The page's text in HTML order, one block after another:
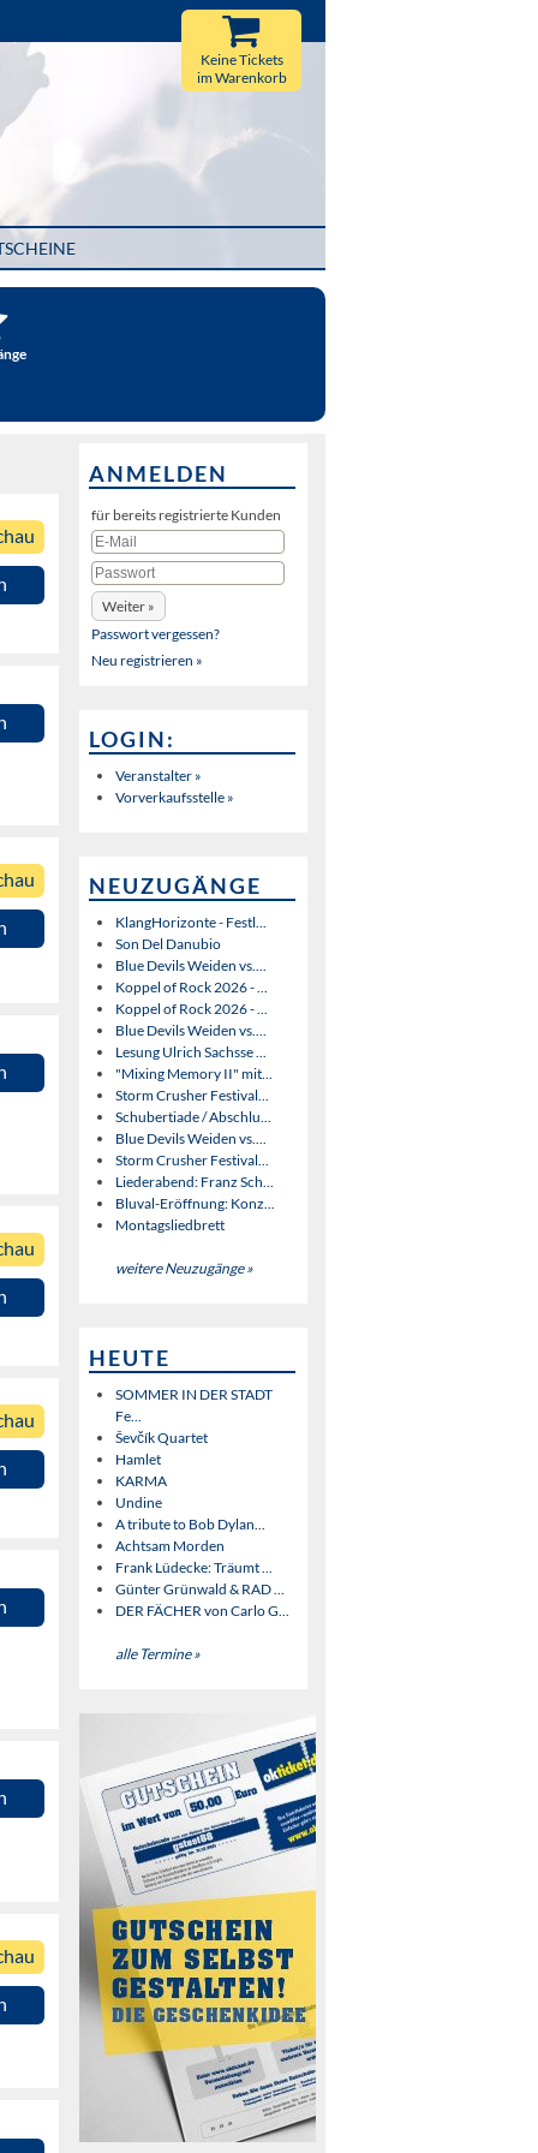
Keine Tickets
im Warenkorb
ANMELDEN
für bereits registrierte Kunden
Passwort vergessen?
Neu registrieren »
LOGIN:
Veranstalter »
Vorverkaufsstelle »
NEUZUGÄNGE
KlangHorizonte - Festl...
Son Del Danubio
Blue Devils Weiden vs....
Koppel of Rock 2026 - ...
Koppel of Rock 2026 - ...
Blue Devils Weiden vs....
Lesung Ulrich Sachsse ...
"Mixing Memory II" mit...
Storm Crusher Festival...
Schubertiade / Abschlu...
Blue Devils Weiden vs....
Storm Crusher Festival...
Liederabend: Franz Sch...
Bluval-Eröffnung: Konz...
Montagsliedbrett
weitere Neuzugänge »
HEUTE
SOMMER IN DER STADT
Fe...
Ševčík Quartet
Hamlet
KARMA
Undine
A tribute to Bob Dylan...
Achtsam Morden
Frank Lüdecke: Träumt ...
Günter Grünwald & RAD ...
DER FÄCHER von Carlo G...
alle Termine »